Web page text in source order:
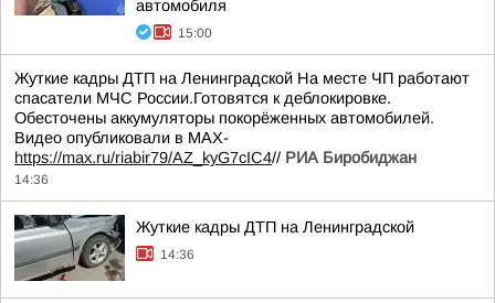
автомобиля
15:00
Жуткие кадры ДТП на Ленинградской На месте ЧП работают
спасатели МЧС России.Готовятся к деблокировке.
Обесточены аккумуляторы покорёженных автомобилей.
Видео опубликовали в МАХ-
https://max.ru/riabir79/AZ_kyG7cIC4// РИА Биробиджан
14:36
Жуткие кадры ДТП на Ленинградской
14:36